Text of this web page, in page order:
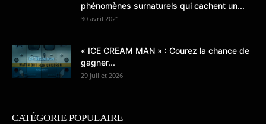
phénomènes surnaturels qui cachent un...
30 avril 2021
« ICE CREAM MAN » : Courez la chance de
gagner...
29 juillet 2026
CATÉGORIE POPULAIRE